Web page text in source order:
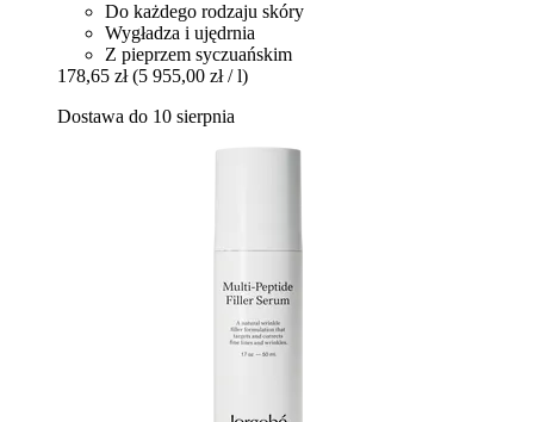
Do każdego rodzaju skóry
Wygładza i ujędrnia
Z pieprzem syczuańskim
178,65 zł (5 955,00 zł / l)
Dostawa do 10 sierpnia